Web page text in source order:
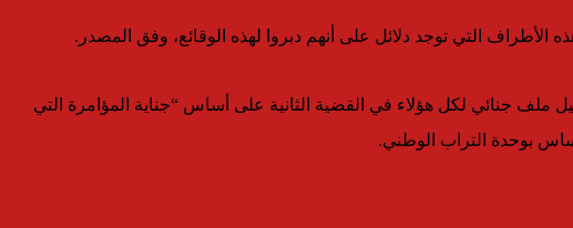
التي توجد دلائل على أنهم دبروا لهذه الوقائع، وفق المصدر.
ملف جنائي لكل هؤلاء في القضية الثانية على أساس “جناية المؤامرة التي
بوحدة التراب الوطني.